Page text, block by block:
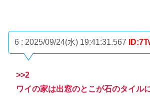
6 : 2025/09/24(水) 19:41:31.567
>>2
ワイの家は出窓のとこが石のタイル